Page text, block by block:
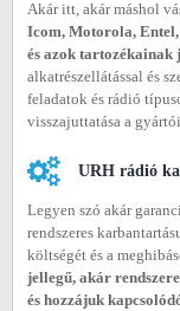
Akár itt, akár máshol
Icom, Motorola,
és azok
alkatrészellátással és
feladatok és rádió
visszajuttatása a
URH rádió
Legyen szó akár
rendszeres
költségét és a
jellegű, akár
és hozzájuk